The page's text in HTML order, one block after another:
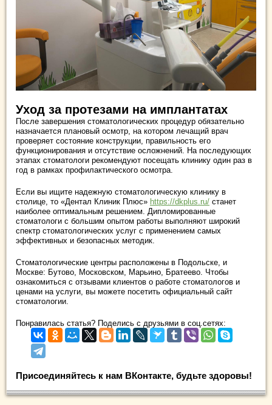
Уход за протезами на имплантатах
После завершения стоматологических процедур обязательно
назначается плановый осмотр, на котором лечащий врач
проверяет состояние конструкции, правильность его
функционирования и отсутствие осложнений. На последующих
этапах стоматологи рекомендуют посещать клинику один раз в
год в рамках профилактического осмотра.
Если вы ищите надежную стоматологическую клинику в
столице, то «Дентал Клиник Плюс» https://dkplus.ru/ станет
наиболее оптимальным решением. Дипломированные
стоматологи с большим опытом работы выполняют широкий
спектр стоматологических услуг с применением самых
эффективных и безопасных методик.
Стоматологические центры расположены в Подольске, и
Москве: Бутово, Московском, Марьино, Братеево. Чтобы
ознакомиться с отзывами клиентов о работе стоматологов и
ценами на услуги, вы можете посетить официальный сайт
стоматологии.
Понравилась статья? Поделись с друзьями в соц.сетях:
Присоединяйтесь к нам ВКонтакте, будьте здоровы!